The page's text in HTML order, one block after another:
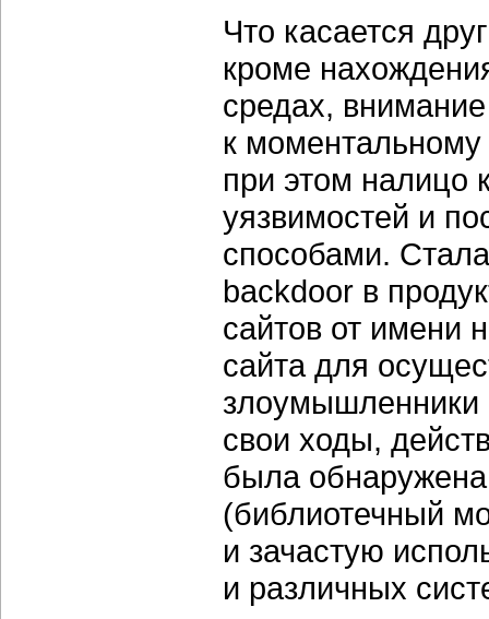
Что касается
кроме
средах,
к
при этом налицо
уязвимостей и
способами.
backdoor в
сайтов от имени
сайта для
злоумышленники
свои ходы,
была
(библиотечный
и зачастую
и различных